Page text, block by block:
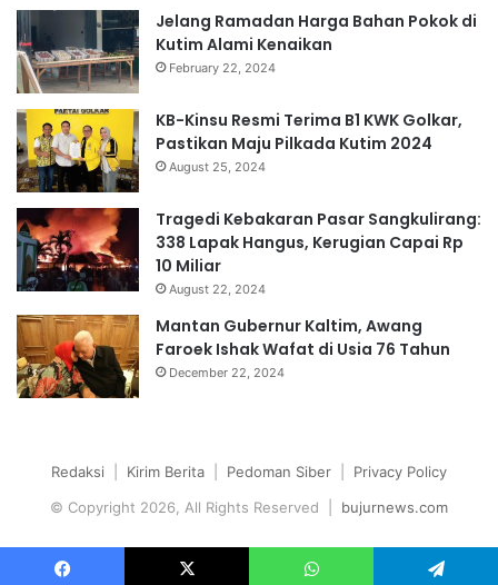
Jelang Ramadan Harga Bahan Pokok di
Kutim Alami Kenaikan
February 22, 2024
KB-Kinsu Resmi Terima B1 KWK Golkar,
Pastikan Maju Pilkada Kutim 2024
August 25, 2024
Tragedi Kebakaran Pasar Sangkulirang:
338 Lapak Hangus, Kerugian Capai Rp
10 Miliar
August 22, 2024
Mantan Gubernur Kaltim, Awang
Faroek Ishak Wafat di Usia 76 Tahun
December 22, 2024
Redaksi Kirim Berita Pedoman Siber
Privacy Policy
© Copyright 2026, All Rights Reserved | bujurnews.com